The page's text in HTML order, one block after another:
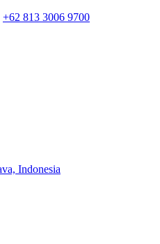
+62 813 3006 9700